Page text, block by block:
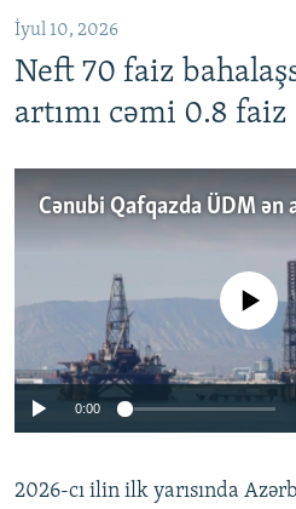
İyul 10, 2026
Neft 70 faiz
artımı cəmi 0.8
No media source
0:00
2026-cı ilin ilk yarısında